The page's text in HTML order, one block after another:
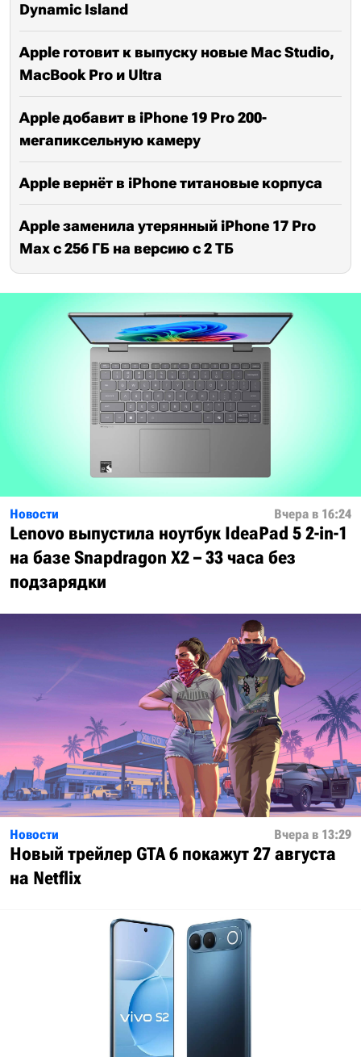
Dynamic Island
Apple готовит к выпуску новые Mac Studio,
MacBook Pro и Ultra
Apple добавит в iPhone 19 Pro 200-
мегапиксельную камеру
Apple вернёт в iPhone титановые корпуса
Apple заменила утерянный iPhone 17 Pro
Max с 256 ГБ на версию с 2 ТБ
Новости Вчера в 16:24
Lenovo выпустила ноутбук IdeaPad 5 2-in-1
на базе Snapdragon X2 – 33 часа без
подзарядки
Новости Вчера в 13:29
Новый трейлер GTA 6 покажут 27 августа
на Netflix